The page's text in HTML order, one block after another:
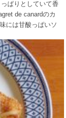
ぱりとしていて香
de canardのカ
には甘酸っぱいソ